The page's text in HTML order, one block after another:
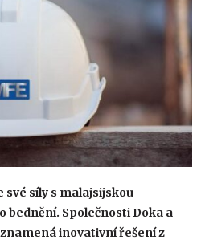
své síly s malajsijskou
Společnosti Doka a
inovativní řešení z